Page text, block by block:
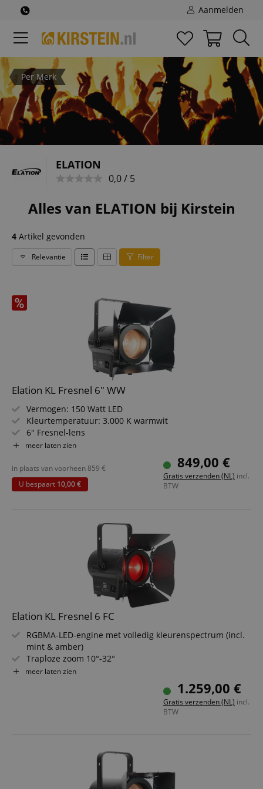
Aanmelden
Per Merk
ELATION
0,0 / 5
Alles van ELATION bij Kirstein
4 Artikel gevonden
Relevantie Filter
Elation KL Fresnel 6" WW
Vermogen: 150 Watt LED
Kleurtemperatuur: 3.000 K warmwit
6" Fresnel-lens
Fresnel-zoom: 15°-38°
Inclusief barndoor & kleurfilterframe
meer laten zien
849,00 €
Gratis verzenden (NL) incl.
BTW
in plaats van voorheen859 €
U bespaart 10,00 €
Elation KL Fresnel 6 FC
RGBMA-LED-engine met volledig kleurenspectrum (incl.
mint & amber)
Traploze zoom 10°-32°
Flikkervrije, instelbare LED-herhalingsfrequentie
Precieze regeling van witbalans, groen/magenta-
Uitgebreide bedieningsmogelijkheden & stand-alone-
meer laten zien
1.259,00 €
Gratis verzenden (NL) incl.
BTW